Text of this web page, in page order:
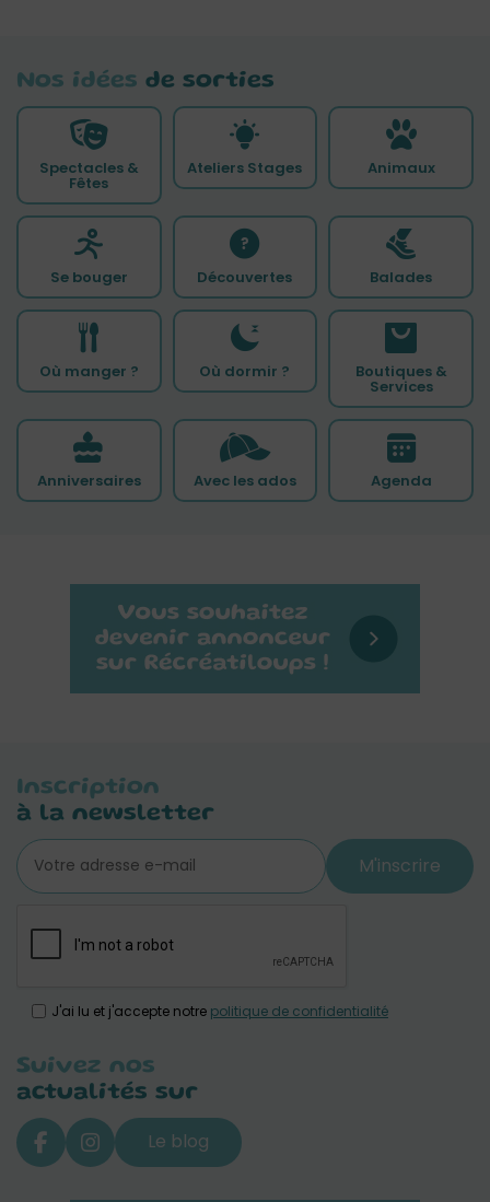
Nos idées de sorties
Spectacles &
Fêtes
Ateliers Stages Animaux
Se bouger Découvertes Balades
Où manger ? Où dormir ? Boutiques &
Services
Anniversaires Avec les ados Agenda
Inscription
à la newsletter
M'inscrire
J'ai lu et j'accepte notre politique de confidentialité
Suivez nos
actualités sur
Le blog